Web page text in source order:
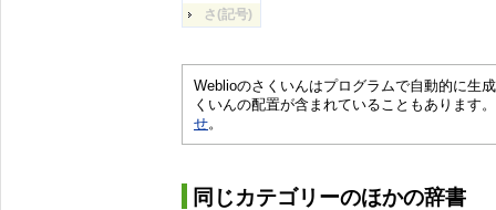
さ(記号)
Weblioのさくいんはプログラムで自動的に生
くいんの配置が含まれていることもあります
せ。
同じカテゴリーのほかの辞書